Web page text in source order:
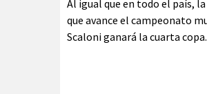
Al igual que en todo el país,
que avance el campeonato
Scaloni ganará la cuarta copa.